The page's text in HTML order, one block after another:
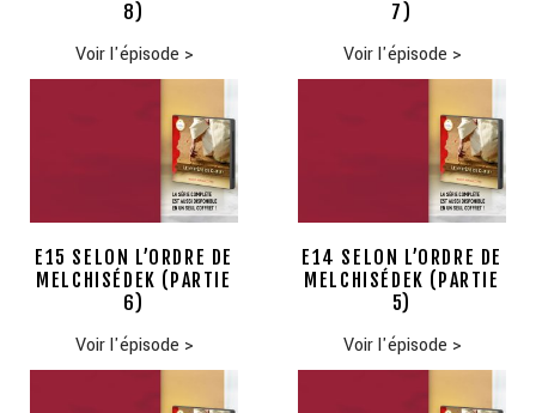
8)
Voir l'épisode >
7)
Voir l'épisode >
E15 SELON L’ORDRE DE
MELCHISÉDEK (PARTIE
6)
Voir l'épisode >
E14 SELON L’ORDRE DE
MELCHISÉDEK (PARTIE
5)
Voir l'épisode >